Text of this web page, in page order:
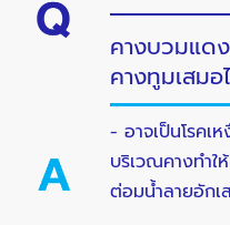
คางบวมแดง
คางทูมเสมอ
- อาจเป็นโรคเ
บริเวณคางทำใ
ต่อมน้ำลายอักเ